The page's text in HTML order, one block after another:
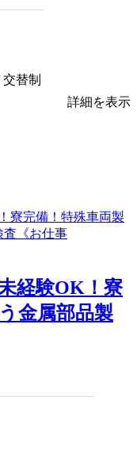
替制
詳細を表示
経験OK！寮
金属部品製